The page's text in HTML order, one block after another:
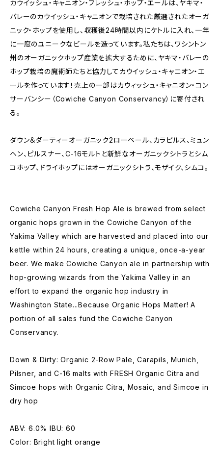
カウイッシュ・キャニオン・フレッシュ・ホップ・エールは、ヤキマ・
バレーのカウイッシュ・キャニオンで栽培された厳選されたオーガ
ニック・ホップを使用し、収穫後24時間以内にケトルに入れ、一年
に一度のユニークなビールを造っています。私たちは、ワシントン
州のオーガニックホップ産業を拡大するために、ヤキマ・バレーの
ホップ栽培の魔術師たちと協力してカウイッシュ・キャニオン・エ
ールを作っています！売上の一部はカウィッシュ・キャニオン・コン
サーバンシー（Cowiche Canyon Conservancy）に寄付され
る。
ダウン＆ダーティーオーガニック2ローペール、カラピルス、ミュン
ヘン、ピルスナー、C-16モルトと新鮮なオーガニックシトラとシム
コホップ、ドライホップにはオーガニックシトラ、モザイク、シムコ。
Cowiche Canyon Fresh Hop Ale is brewed from select
organic hops grown in the Cowiche Canyon of the
Yakima Valley which are harvested and placed into our
kettle within 24 hours, creating a unique, once-a-year
beer. We make Cowiche Canyon ale in partnership with
hop-growing wizards from the Yakima Valley in an
effort to expand the organic hop industry in
Washington State...Because Organic Hops Matter! A
portion of all sales fund the Cowiche Canyon
Conservancy.
Down & Dirty: Organic 2-Row Pale, Carapils, Munich,
Pilsner, and C-16 malts with FRESH Organic Citra and
Simcoe hops with Organic Citra, Mosaic, and Simcoe in
dry hop
ABV: 6.0% IBU: 60
Color: Bright light orange